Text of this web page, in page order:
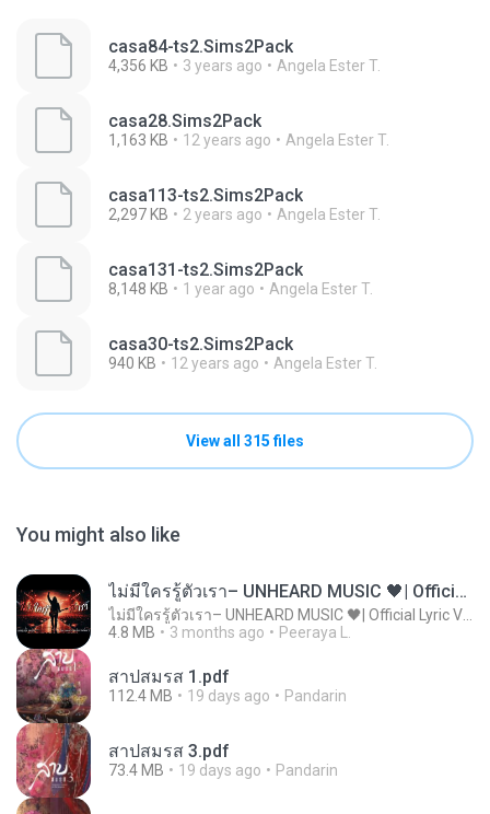
casa84-ts2.Sims2Pack
4,356 KB 3 years ago Angela Ester T.
casa28.Sims2Pack
1,163 KB 12 years ago Angela Ester T.
casa113-ts2.Sims2Pack
2,297 KB 2 years ago Angela Ester T.
casa131-ts2.Sims2Pack
8,148 KB 1 year ago Angela Ester T.
casa30-ts2.Sims2Pack
940 KB 12 years ago Angela Ester T.
View all 315 files
You might also like
ไม่มีใครรู้ตัวเรา– UNHEARD MUSIC 🖤| Official Lyric Video | เพลงสู้ชีวิต
4.8 MB
3 months ago Peeraya L.
สาปสมรส 1.pdf
112.4 MB 19 days ago Pandarin
สาปสมรส 3.pdf
73.4 MB 19 days ago Pandarin